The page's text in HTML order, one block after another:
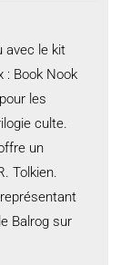
avec le kit
: Book Nook
les
culte.
un
Tolkien.
Balrog sur